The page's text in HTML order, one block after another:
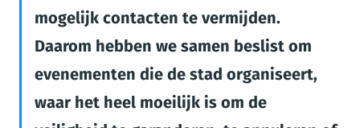
mogelijk contacten te vermijden.
Daarom hebben we samen beslist om
evenementen die de stad organiseert,
waar het heel moeilijk is om de